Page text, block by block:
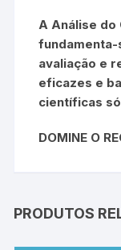
A Análise do
avaliação e
eficazes e
científicas
DOMINE O
PRODUTOS